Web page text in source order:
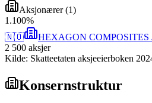
Aksjonærer(1)
1 .100%
🇳🇴
HEXAGON COMPOSITES
2 500 aksjer
Kilde: Skatteetaten aksjeeierboken
Konsernstruktur